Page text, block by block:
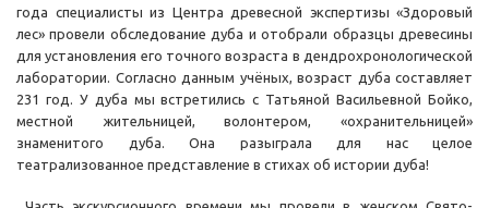
года специалисты из Центра древесной экспертизы «Здоровый
лес» провели обследование дуба и отобрали образцы древесины
для установления его точного возраста в дендрохронологической
лаборатории. Согласно данным учёных, возраст дуба составляет
231 год. У дуба мы встретились с Татьяной Васильевной Бойко,
местной жительницей, волонтером, «охранительницей»
знаменитого дуба. Она разыграла для нас целое
театрализованное представление в стихах об истории дуба!